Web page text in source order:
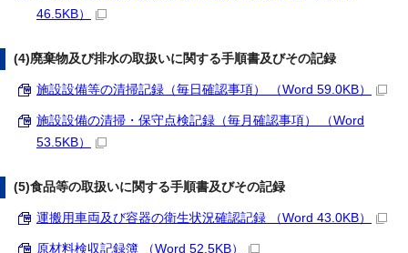
46.5KB）
(4)廃棄物及び排水の取扱いに関する手順書及びその記録
施設設備等の清掃記録（毎日確認事項） （Word 59.0KB）
施設設備の清掃・保守点検記録（毎月確認事項） （Word
53.5KB）
(5)食品等の取扱いに関する手順書及びその記録
運搬用車両及び容器の衛生状況確認記録 （Word 43.0KB）
原材料検収記録簿 （Word 52.5KB）